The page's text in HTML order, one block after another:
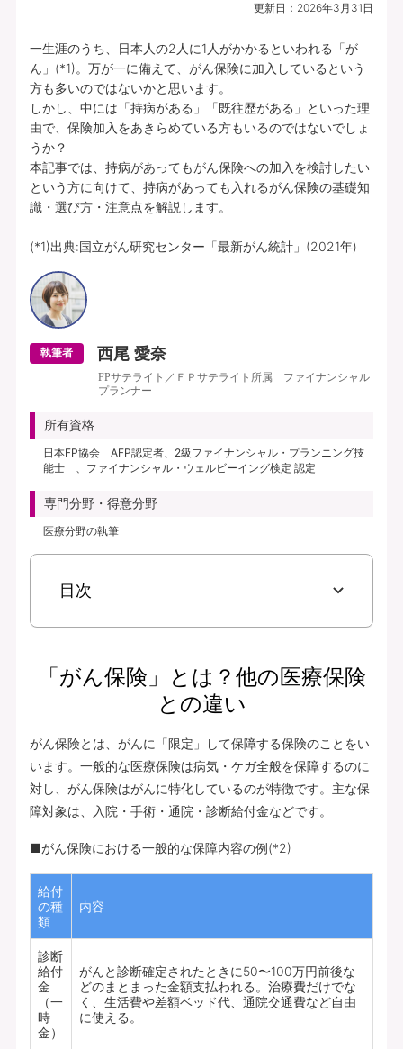
更新日： 2026年3月31日
一生涯のうち、日本人の2人に1人がかかるといわれる「が
ん」(*1)。万が一に備えて、がん保険に加入しているという
方も多いのではないかと思います。
しかし、中には「持病がある」「既往歴がある」といった理
由で、保険加入をあきらめている方もいるのではないでしょ
うか？
本記事では、持病があってもがん保険への加入を検討したい
という方に向けて、持病があっても入れるがん保険の基礎知
識・選び方・注意点を解説します。
(*1)出典:国立がん研究センター「最新がん統計」(2021年)
執筆者 西尾 愛奈
FPサテライト／ＦＰサテライト所属 ファイナンシャル
プランナー
所有資格
日本FP協会 AFP認定者、2級ファイナンシャル・プランニング技
能士 、ファイナンシャル・ウェルビーイング検定 認定
専門分野・得意分野
医療分野の執筆
目次
「がん保険」とは？他の医療保険
との違い
がん保険とは、がんに「限定」して保障する保険のことをい
います。一般的な医療保険は病気・ケガ全般を保障するのに
対し、がん保険はがんに特化しているのが特徴です。主な保
障対象は、入院・手術・通院・診断給付金などです。
■がん保険における一般的な保障内容の例(*2)
給付
の種
類
内容
診断
給付
金
（一
時
金）
がんと診断確定されたときに50〜100万円前後な
どのまとまった金額支払われる。治療費だけでな
く、生活費や差額ベッド代、通院交通費など自由
に使える。